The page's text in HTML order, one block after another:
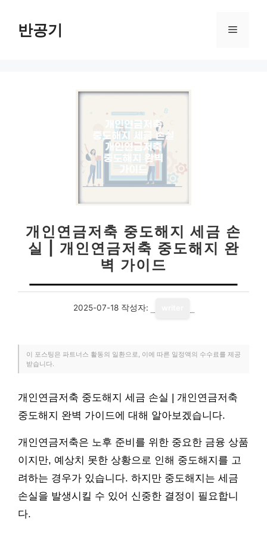
반공기 메
개인연금저축 중도해지 세금 손
실 | 개인연금저축 중도해지 완
벽 가이드
2025-07-18 작성자:
이 포스팅은 파트너스 활동의 일환으로, 이에 따른 일정액의 수수료를 제공
받습니다.
개인연금저축 중도해지 세금 손실 | 개인연금저축
중도해지 완벽 가이드에 대해 알아보겠습니다.
개인연금저축은 노후 준비를 위한 중요한 금융 상품
이지만, 예상치 못한 상황으로 인해 중도해지를 고
려하는 경우가 있습니다. 하지만 중도해지는 세금
손실을 발생시킬 수 있어 신중한 결정이 필요합니
다.